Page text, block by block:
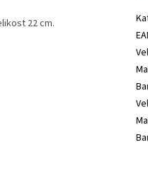
22 cm.